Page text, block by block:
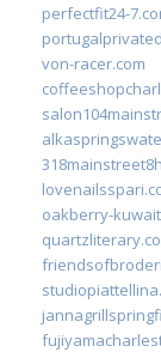
perfectfit24-
von-racer.com
oakberry-